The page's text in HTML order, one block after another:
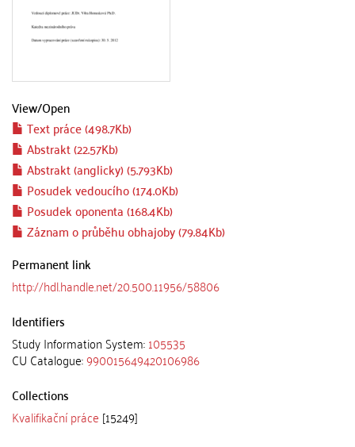
View/Open
Text práce (498.7Kb)
Abstrakt (22.57Kb)
Abstrakt (anglicky) (5.793Kb)
Posudek vedoucího (174.0Kb)
Posudek oponenta (168.4Kb)
Záznam o průběhu obhajoby (79.84Kb)
Permanent link
http://hdl.handle.net/20.500.11956/58806
Identifiers
Study Information System:105535
CU Catalogue:990015649420106986
Collections
Kvalifikační práce [15249]